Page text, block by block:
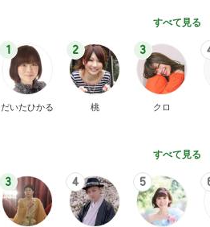
すべて見る
1
だいたひかる
2
桃
3
クロ
すべて見る
3 4 5